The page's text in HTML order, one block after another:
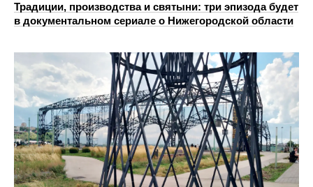
Традиции, производства и святыни: три эпизода будет
в документальном сериале о Нижегородской области